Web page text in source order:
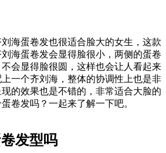
海蛋卷发也很适合脸大的女生，这款
海蛋卷发会显得脸很小，两侧的蛋卷
会显得脸很圆，这样也会让人看起来
一个齐刘海，整体的协调性上也是非
的效果也是不错的，非常适合大脸的
卷发吗？一起来了解一下吧。
发型吗